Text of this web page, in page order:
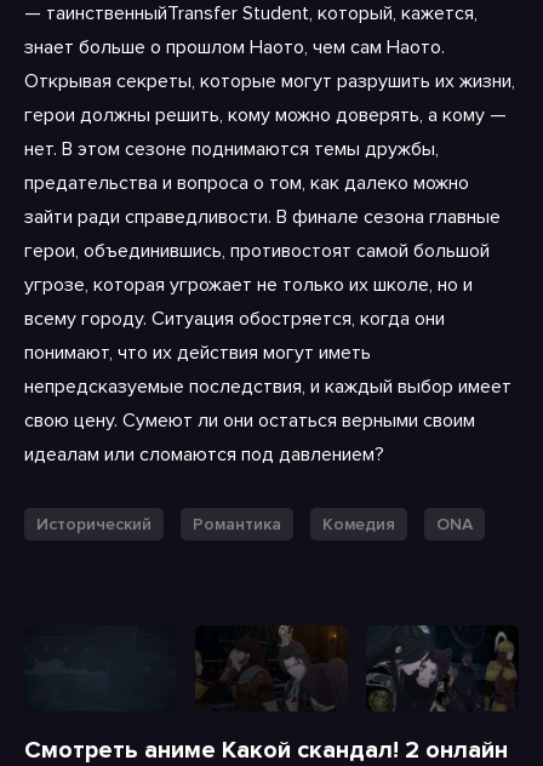
— таинственныйTransfer Student, который, кажется,
знает больше о прошлом Наото, чем сам Наото.
Открывая секреты, которые могут разрушить их жизни,
герои должны решить, кому можно доверять, а кому —
нет. В этом сезоне поднимаются темы дружбы,
предательства и вопроса о том, как далеко можно
зайти ради справедливости. В финале сезона главные
герои, объединившись, противостоят самой большой
угрозе, которая угрожает не только их школе, но и
всему городу. Ситуация обостряется, когда они
понимают, что их действия могут иметь
непредсказуемые последствия, и каждый выбор имеет
свою цену. Сумеют ли они остаться верными своим
идеалам или сломаются под давлением?
Исторический Романтика Комедия ONA
Смотреть аниме Какой скандал! 2 онлайн